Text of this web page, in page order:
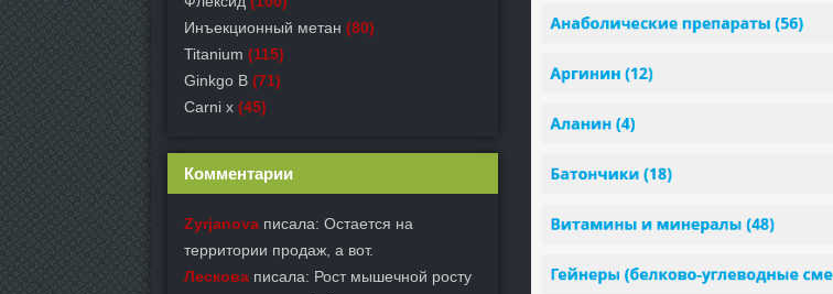
Инъекционный метан (80)
Titanium (115)
Ginkgo B (71)
Carni x (45)
Комментарии
Zyrjanova писала: Остается на
территории продаж, а вот.
Лескова писала: Рост мышечной росту